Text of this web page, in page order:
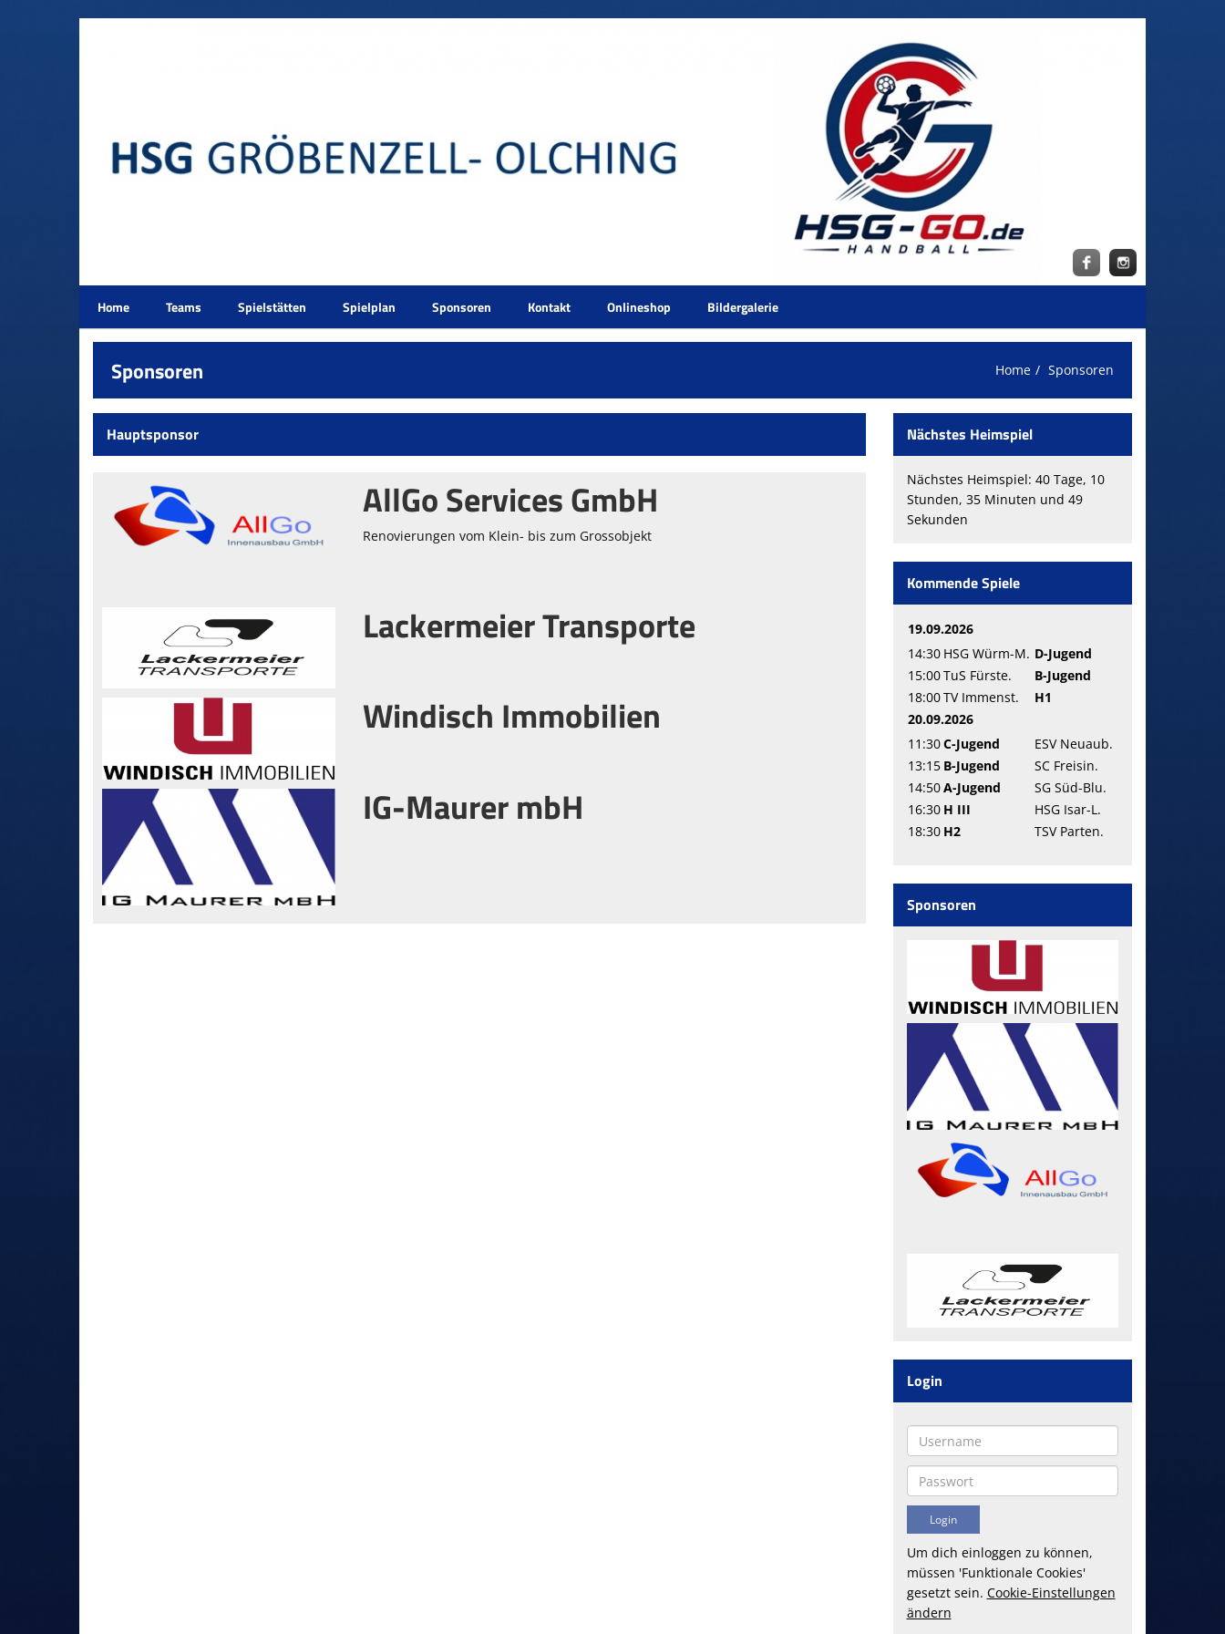
Home Teams Spielstätten Spielplan Sponsoren Kontakt Onlineshop Bildergalerie
Sponsoren Home Sponsoren
Hauptsponsor
AllGo Services GmbH
Renovierungen vom Klein- bis zum Grossobjekt
Lackermeier Transporte
Windisch Immobilien
IG-Maurer mbH
Nächstes Heimspiel
Nächstes Heimspiel: 40 Tage, 10
Stunden, 35 Minuten und 48
Sekunden
Kommende Spiele
19.09.2026
14:30 HSG Würm-M. D-Jugend
15:00TuS Fürste.
B-Jugend
18:00TV Immenst.
H1
20.09.2026
11:30C-Jugend
ESV Neuaub.
13:15 B-Jugend
SC Freisin.
14:50A-Jugend
SG Süd-Blu.
16:30 H III
HSG Isar-L.
18:30 H2 TSV Parten.
Sponsoren
Login
Um dich einloggen zu können,
müssen 'Funktionale Cookies'
gesetzt sein. Cookie-Einstellungen
ändern